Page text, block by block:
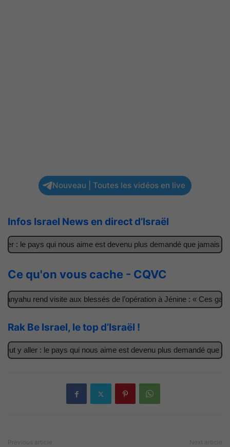
Nouveau | Toutes les vidéos en live
Infos Israel News en direct d’Israël
: le pays qui nous aime est devenu plus demandé que jamais
Ce qu'on vous cache - CQVC
rend visite aux blessés de l’opération à Jénine : « Ces
Rak Be Israel, le top d’Israël !
y aller : le pays qui nous aime est devenu plus demandé que
Previous article Next article